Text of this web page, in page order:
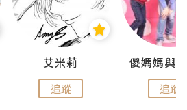
艾米莉
追蹤 追蹤